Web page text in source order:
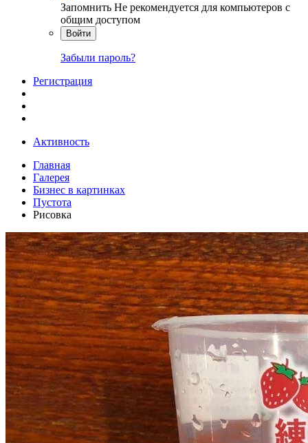
Запомнить Не рекомендуется для компьютеров с
общим доступом
Войти
Забыли пароль?
Регистрация
Активность
Главная
Галерея
Бизнес в картинках
Пустота
Рисовка